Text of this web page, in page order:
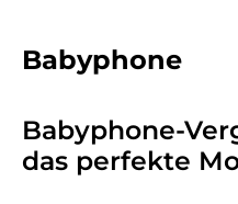
Babyphone
Babyphone-
das perfekte